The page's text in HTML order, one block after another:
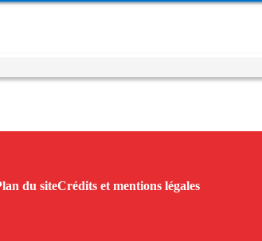
du siteCrédits et mentions légales